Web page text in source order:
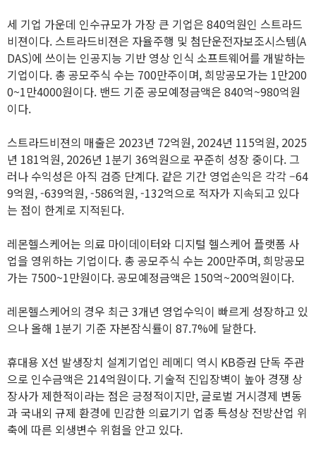
세 기업 가운데 인수규모가 가장 큰 기업은 840억원인 스트라드
비젼이다. 스트라드비젼은 자율주행 및 첨단운전자보조시스템(A
DAS)에 쓰이는 인공지능 기반 영상 인식 소프트웨어를 개발하는
기업이다. 총 공모주식 수는 700만주이며, 희망공모가는 1만200
0~1만4000원이다. 밴드 기준 공모예정금액은 840억~980억원
이다.
스트라드비젼의 매출은 2023년 72억원, 2024년 115억원, 2025
년 181억원, 2026년 1분기 36억원으로 꾸준히 성장 중이다. 그
러나 수익성은 아직 검증 단계다. 같은 기간 영업손익은 각각 –64
9억원, -639억원, -586억원, -132억으로 적자가 지속되고 있다
는 점이 한계로 지적된다.
레몬헬스케어는 의료 마이데이터와 디지털 헬스케어 플랫폼 사
업을 영위하는 기업이다. 총 공모주식 수는 200만주며, 희망공모
가는 7500~1만원이다. 공모예정금액은 150억~200억원이다.
레몬헬스케어의 경우 최근 3개년 영업수익이 빠르게 성장하고 있
으나 올해 1분기 기준 자본잠식률이 87.7%에 달한다.
휴대용 X선 발생장치 설계기업인 레메디 역시 KB증권 단독 주관
으로 인수금액은 214억원이다. 기술적 진입장벽이 높아 경쟁 상
장사가 제한적이라는 점은 긍정적이지만, 글로벌 거시경제 변동
과 국내외 규제 환경에 민감한 의료기기 업종 특성상 전방산업 위
축에 따른 외생변수 위험을 안고 있다.